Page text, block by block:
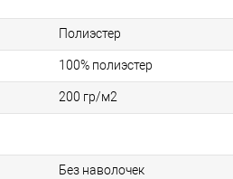
Полиэстер
100% полиэстер
200 гр/м2
Без наволочек